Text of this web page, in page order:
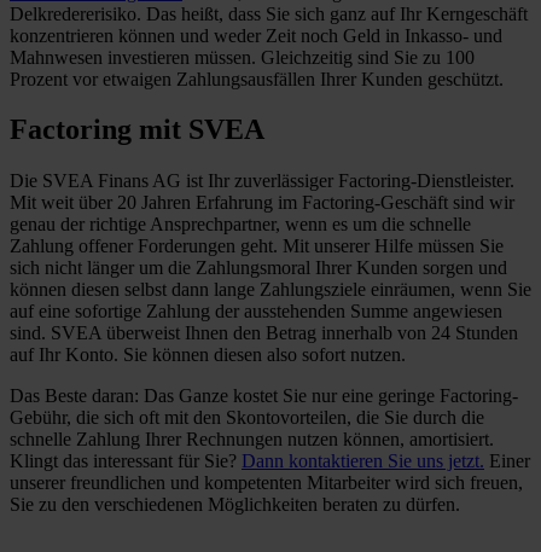
Delkredererisiko. Das heißt, dass Sie sich ganz auf Ihr Kerngeschäft
konzentrieren können und weder Zeit noch Geld in Inkasso- und
Mahnwesen investieren müssen. Gleichzeitig sind Sie zu 100
Prozent vor etwaigen Zahlungsausfällen Ihrer Kunden geschützt.
Factoring mit SVEA
Die SVEA Finans AG ist Ihr zuverlässiger Factoring-Dienstleister.
Mit weit über 20 Jahren Erfahrung im Factoring-Geschäft sind wir
genau der richtige Ansprechpartner, wenn es um die schnelle
Zahlung offener Forderungen geht. Mit unserer Hilfe müssen Sie
sich nicht länger um die Zahlungsmoral Ihrer Kunden sorgen und
können diesen selbst dann lange Zahlungsziele einräumen, wenn Sie
auf eine sofortige Zahlung der ausstehenden Summe angewiesen
sind. SVEA überweist Ihnen den Betrag innerhalb von 24 Stunden
auf Ihr Konto. Sie können diesen also sofort nutzen.
Das Beste daran: Das Ganze kostet Sie nur eine geringe Factoring-
Gebühr, die sich oft mit den Skontovorteilen, die Sie durch die
schnelle Zahlung Ihrer Rechnungen nutzen können, amortisiert.
Klingt das interessant für Sie? Dann kontaktieren Sie uns jetzt. Einer
unserer freundlichen und kompetenten Mitarbeiter wird sich freuen,
Sie zu den verschiedenen Möglichkeiten beraten zu dürfen.